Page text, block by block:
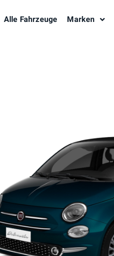
Alle Fahrzeuge Marken